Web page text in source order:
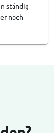
ständig
noch